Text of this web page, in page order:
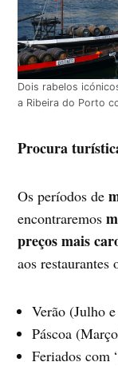
Dois rabelos
a Ribeira do Porto
Procura
Os períodos de
encontraremos
preços mais
aos restaurantes
Verão (Julho
Páscoa
Feriados com